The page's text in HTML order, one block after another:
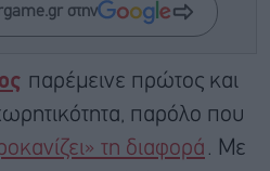
στην
παρέμεινε πρώτος και
παρόλο που
τη διαφορά . Με